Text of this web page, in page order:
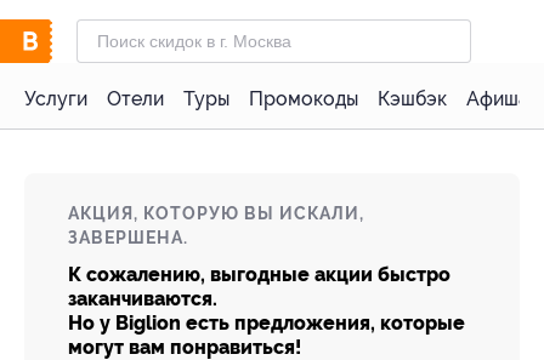
Услуги Отели Туры Промокоды Кэшбэк Афиша
АКЦИЯ, КОТОРУЮ ВЫ ИСКАЛИ,
ЗАВЕРШЕНА.
К сожалению, выгодные акции быстро
заканчиваются.
Но у Biglion есть предложения, которые
могут вам понравиться!